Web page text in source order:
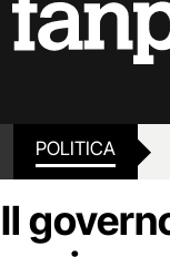
POLITICA
Il